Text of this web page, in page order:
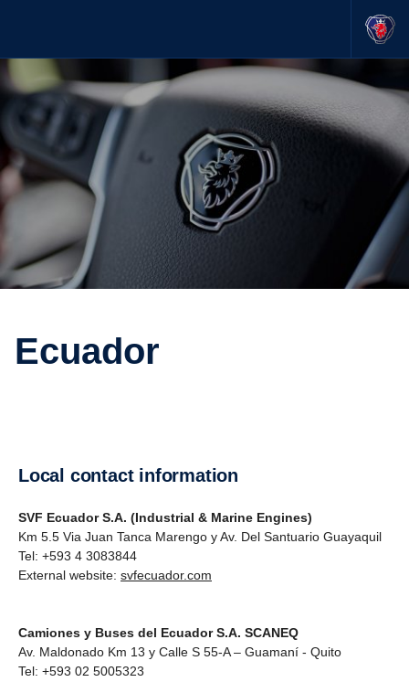
Ecuador
Local contact information
SVF Ecuador S.A. (Industrial & Marine Engines)
Km 5.5 Via Juan Tanca Marengo y Av. Del Santuario Guayaquil
Tel: +593 4 3083844
External website: svfecuador.com
Camiones y Buses del Ecuador S.A. SCANEQ
Av. Maldonado Km 13 y Calle S 55-A – Guamaní - Quito
Tel: +593 02 5005323